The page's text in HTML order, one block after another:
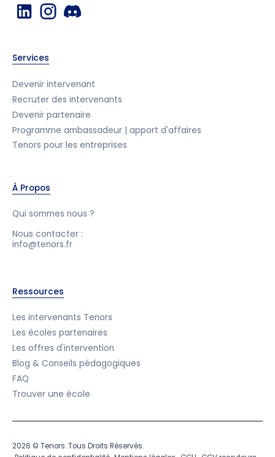
Services
Devenir intervenant
Recruter des intervenants
Devenir partenaire
Programme ambassadeur | apport d'affaires
Tenors pour les entreprises
À Propos
Qui sommes nous ?
Nous contacter :
info@tenors.fr
Ressources
Les intervenants Tenors
Les écoles partenaires
Les offres d'intervention
Blog & Conseils pédagogiques
FAQ
Trouver une école
2026 © Tenors. Tous Droits Réservés.